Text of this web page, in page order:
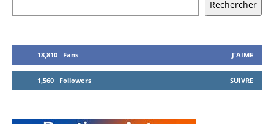
Rechercher
18,810 Fans J'AIME
1,560 Followers SUIVRE